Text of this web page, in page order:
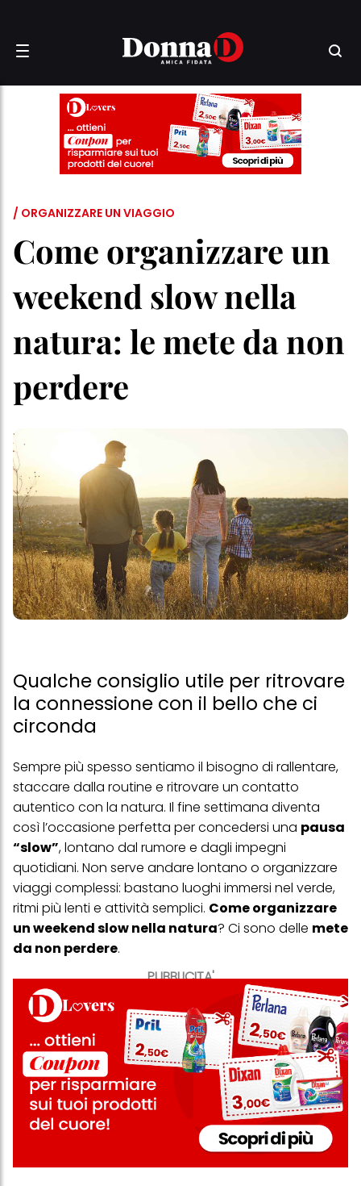
/ ORGANIZZARE UN VIAGGIO
Come organizzare un
weekend slow nella
natura: le mete da non
perdere
Qualche consiglio utile per ritrovare
la connessione con il bello che ci
circonda
PUBBLICITA'
Sempre più spesso sentiamo il bisogno di rallentare,
staccare dalla routine e ritrovare un contatto
autentico con la natura. Il fine settimana diventa
così l’occasione perfetta per concedersi una pausa
“slow”, lontano dal rumore e dagli impegni
quotidiani. Non serve andare lontano o organizzare
viaggi complessi: bastano luoghi immersi nel verde,
ritmi più lenti e attività semplici. Come organizzare
un weekend slow nella natura? Ci sono delle mete
da non perdere.